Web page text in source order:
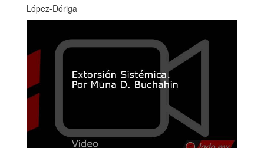
López-Dóriga